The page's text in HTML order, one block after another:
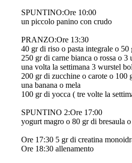
SPUNTINO:Ore 10:00
un piccolo panino con crudo
PRANZO:Ore 13:30
40 gr di riso o pasta integrale o
250 gr di carne bianca o rossa o
una volta la settimana 3 wurstel
200 gr di zucchine o carote o 100
una banana o mela
100 gr di yocca ( tre volte la
SPUNTINO 2:Ore 17:00
yogurt magro o 80 gr di bresaula
Ore 17:30 5 gr di creatina
Ore 18:30 allenamento